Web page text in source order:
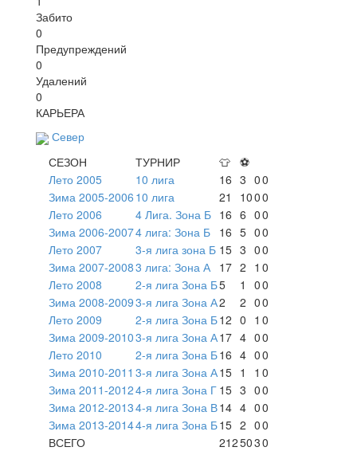
Забито
0
Предупреждений
0
Удалений
0
КАРЬЕРА
Север
СЕЗОН
ТУРНИР 👕 ⚽
Лето 2005
10 лига 16 3 00
Зима 2005-2006 10 лига 21 1000
Лето 2006
4 Лига. Зона Б 16 6 00
Зима 2006-20074 лига: Зона Б 16 5 00
Лето 2007
3-я лига зона Б 15 3 00
Зима 2007-20083 лига: Зона А 17 2 1 0
Лето 2008
2-я лига Зона Б5 1 00
Зима 2008-20093-я лига Зона А2 2 00
Лето 2009
2-я лига Зона Б12 0 1 0
Зима 2009-20103-я лига Зона А17 4 00
Лето 2010
2-я лига Зона Б16 4 00
Зима 2010-2011 3-я лига Зона А15 1 1 0
Зима 2011-20124-я лига Зона Г 15 3 00
Зима 2012-20134-я лига Зона В14 4 00
Зима 2013-20144-я лига Зона Б15 2 00
ВСЕГО
2125030